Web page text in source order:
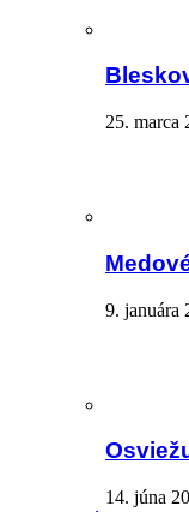
25. marca
9. januára
14. júna